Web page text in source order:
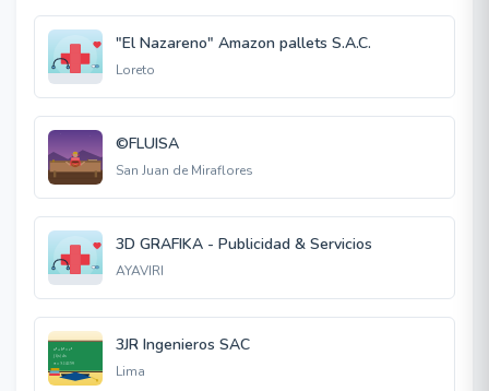
"El Nazareno" Amazon pallets S.A.C.
Loreto
©FLUISA
San Juan de Miraflores
3D GRAFIKA - Publicidad & Servicios
AYAVIRI
3JR Ingenieros SAC
Lima